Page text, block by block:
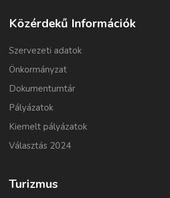
Közérdekű Információk
Szervezeti adatok
Önkormányzat
Dokumentumtár
Pályázatok
Kiemelt pályázatok
Választás 2024
Turizmus